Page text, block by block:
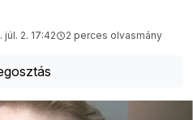
júl. 2. 17:42 2 perces olvasmány